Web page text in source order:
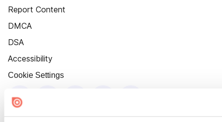
Report Content
DMCA
DSA
Accessibility
Cookie Settings